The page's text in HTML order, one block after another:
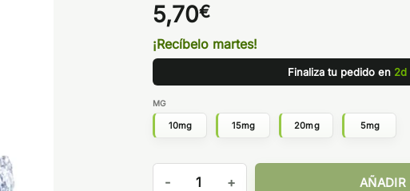
Valorado
con5 de 5
1
valoración
de un
5,70€
¡Recíbelo martes!
Finaliza tu pedido en 2d
MG
10mg 15mg 20mg 5mg
Juice Sauz Drifter Bar Salts Cola 10ml cantidad
AÑADIR